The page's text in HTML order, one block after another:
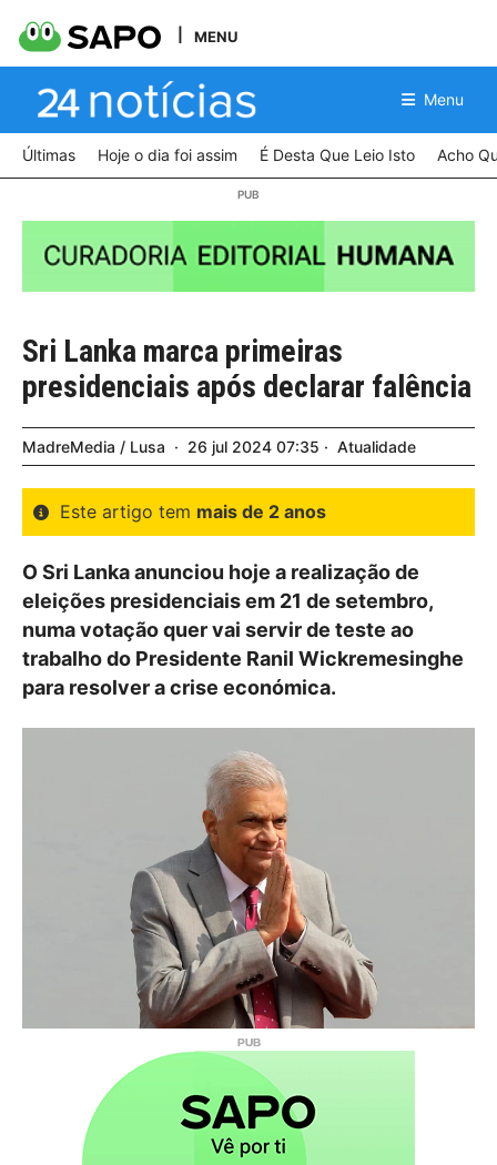
MENU
Menu
Últimas Hoje o dia foi assim É Desta Que Leio Isto Acho
Sri Lanka marca primeiras
presidenciais após declarar falência
MadreMedia / Lusa 26 jul 2024 07:35 Atualidade
Este artigo tem mais de 2 anos
O Sri Lanka anunciou hoje a realização de
eleições presidenciais em 21 de setembro,
numa votação quer vai servir de teste ao
trabalho do Presidente Ranil Wickremesinghe
para resolver a crise económica.